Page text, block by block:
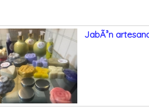
JabÃ³n